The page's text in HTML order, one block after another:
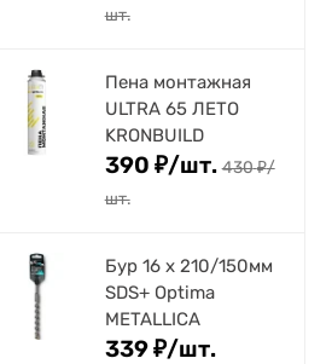
шт.
Пена монтажная
ULTRA 65 ЛЕТО
KRONBUILD
390 ₽/шт. 430₽/
шт.
Бур 16 х 210/150мм
SDS+ Optima
METALLICA
339₽/шт.